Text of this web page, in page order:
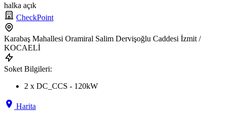
halka açık
CheckPoint
Karabaş Mahallesi Oramiral Salim Dervişoğlu Caddesi İzmit /
KOCAELİ
Soket Bilgileri:
2 x DC_CCS - 120kW
Harita